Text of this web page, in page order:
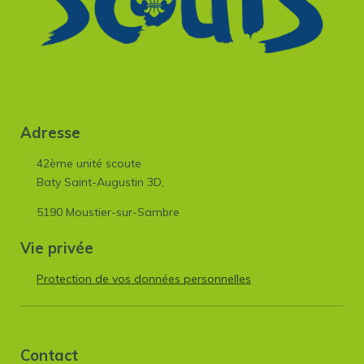
Adresse
42ème unité scoute
Baty Saint-Augustin 3D,
5190 Moustier-sur-Sambre
Vie privée
Protection de vos données personnelles
Contact